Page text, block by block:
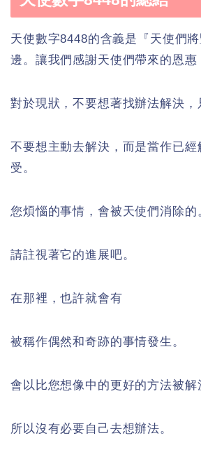
天使數字8448的含義是『天使們
邊。讓我們感謝天使們帶來的恩惠
對於現狀，不要想著找辦法解決，
不要想主動去解決，而是當作已
受。
您煩惱的事情，會被天使們消除的
請註視著它的進展吧。
在那裡，也許就會有
被稱作偶然和奇跡的事情發生。
會以比您想像中的更好的方法被解
所以沒有必要自己去想辦法。